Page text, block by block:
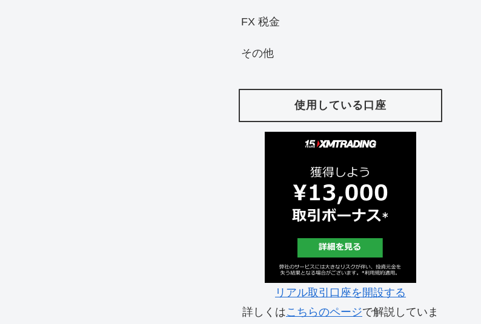
FX 税金
その他
使用している口座
リアル取引口座を開設する
詳しくはこちらのページで解説していま